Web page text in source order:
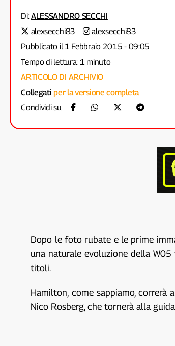
Di:ALESSANDRO SECCHI
alexsecchi83
alexsecchi83
Pubblicato il 1 Febbraio 2015 - 09:05
Tempo di lettura: 1 minuto
ARTICOLO DI ARCHIVIO
Collegati per la versione completa
Condividi su
Dopo le foto rubate e le prime
una naturale evoluzione della
titoli.
Hamilton, come sappiamo,
Nico Rosberg, che tornerà alla